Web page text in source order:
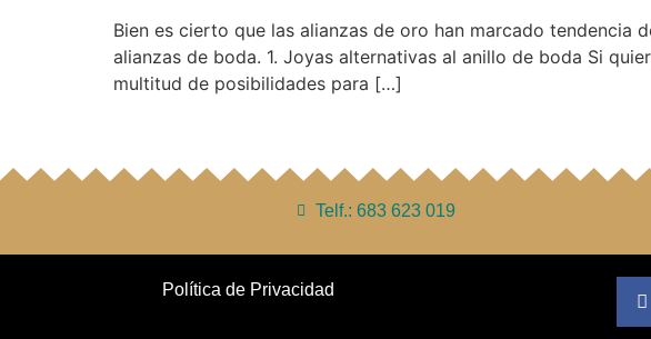
Bien es cierto que las alianzas de oro han marcado tendencia
alianzas de boda. 1. Joyas alternativas al anillo de boda Si
multitud de posibilidades para […]
Telf.: 683 623 019
Política de Privacidad